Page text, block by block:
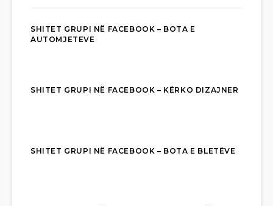
SHITET GRUPI NË FACEBOOK – BOTA E
AUTOMJETEVE
SHITET GRUPI NË FACEBOOK – KËRKO DIZAJNER
SHITET GRUPI NË FACEBOOK – BOTA E BLETËVE